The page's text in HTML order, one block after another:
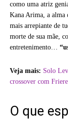
como uma atriz
Kana Arima, a alma
mais arrepiante de
morte de sua mãe,
entretenimento…
Veja mais: Solo
crossover com
O que